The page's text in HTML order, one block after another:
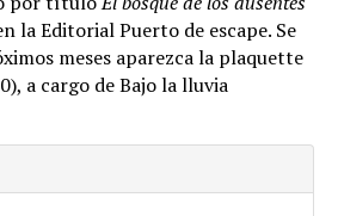
la Editorial Puerto de escape. Se
meses aparezca la plaquette
a cargo de Bajo la lluvia